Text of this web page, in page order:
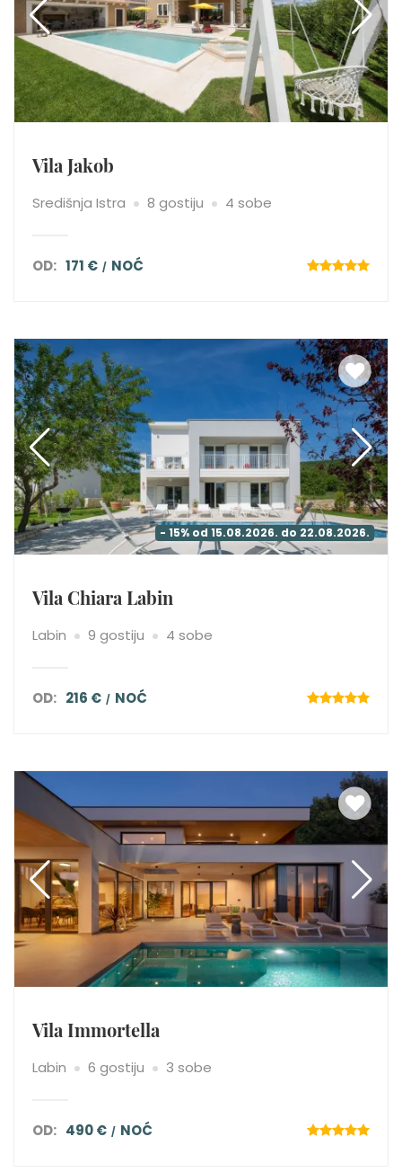
Vila Jakob
Središnja Istra 8 gostiju 4 sobe
OD: 171 € NOĆ
- 15% od 15.08.2026. do 22.08.2026.
Vila Chiara Labin
Labin 9 gostiju 4 sobe
OD: 216 € NOĆ
Vila Immortella
Labin 6 gostiju 3 sobe
OD: 490 € NOĆ